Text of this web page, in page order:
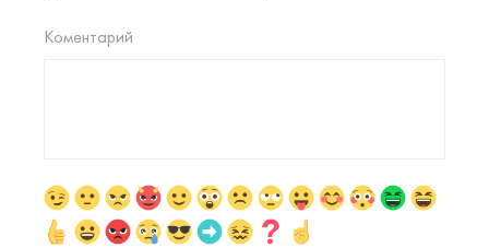
Коментарий